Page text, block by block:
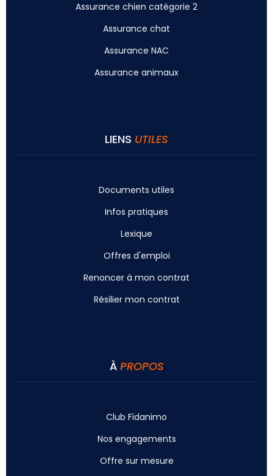
Assurance chien catégorie 2
Assurance chat
Assurance NAC
Assurance animaux
LIENS UTILES
Documents utiles
Infos pratiques
Lexique
Offres d'emploi
Renoncer à mon contrat
Résilier mon contrat
À PROPOS
Club Fidanimo
Nos engagements
Offre sur mesure